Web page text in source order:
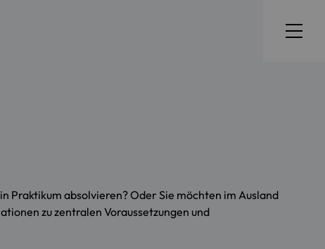
Praktikum absolvieren? Oder Sie möchten im Ausland
zu zentralen Voraussetzungen und